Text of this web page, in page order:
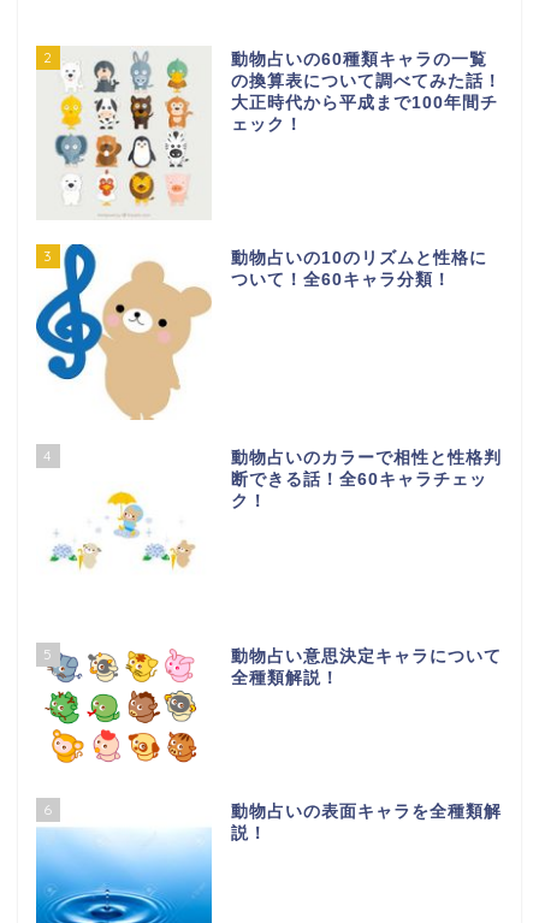
2
動物占いの60種類キャラの一覧
の換算表について調べてみた話！
大正時代から平成まで100年間チ
ェック！
3
動物占いの10のリズムと性格に
ついて！全60キャラ分類！
4
動物占いのカラーで相性と性格判
断できる話！全60キャラチェッ
ク！
5
動物占い意思決定キャラについて
全種類解説！
6
動物占いの表面キャラを全種類解
説！